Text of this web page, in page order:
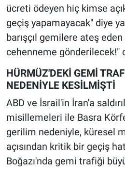
ücreti ödeyen hiç kimse
geçiş yapamayacak" diye
barışçıl gemilere ateş
cehenneme gönderilecek!"
HÜRMÜZ'DEKİ GEMİ
NEDENİYLE KESİLMİŞTİ
ABD ve İsrail'in İran'a
misillemeleri ile Basra
gerilim nedeniyle, küresel
açısından kritik bir geçiş
Boğazı'nda gemi trafiği